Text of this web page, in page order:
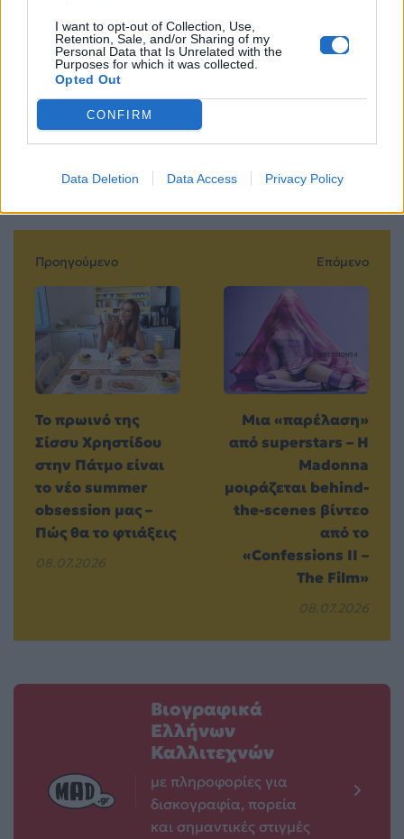
I want to opt-out of Collection, Use,
Retention, Sale, and/or Sharing of my
Personal Data that Is Unrelated with the
Purposes for which it was collected.
Opted Out
CONFIRM
Data Deletion Data Access Privacy Policy
Ακολουθήστε το
Mad.gr στο MSN
Μοιράσου αυτό το άρθρο
Προηγούμενο
Το πρωινό της
Σίσσυ Χρηστίδου
στην Πάτμο είναι
το νέο summer
obsession μας –
Πώς θα το φτιάξεις
08.07.2026
Επόμενο
Μια «παρέλαση»
από superstars – Η
Madonna
μοιράζεται behind-
the-scenes βίντεο
από το
«Confessions II –
The Film»
08.07.2026
Βιογραφικά
Ελλήνων
Καλλιτεχνών
με πληροφορίες για
δισκογραφία, πορεία
και σημαντικές στιγμές